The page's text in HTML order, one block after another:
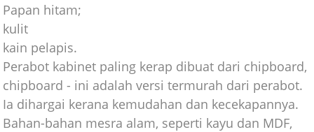
Papan hitam;
kulit
kain pelapis.
Perabot kabinet paling kerap dibuat dari chipboard,
chipboard - ini adalah versi termurah dari perabot.
Ia dihargai kerana kemudahan dan kecekapannya.
Bahan-bahan mesra alam, seperti kayu dan MDF,